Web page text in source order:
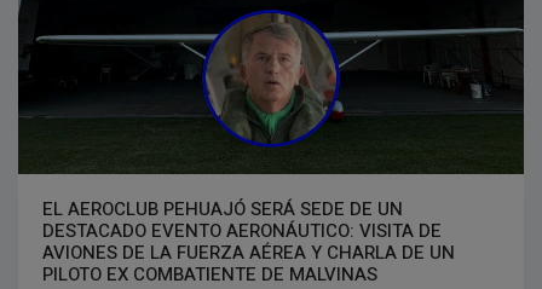
EL AEROCLUB PEHUAJÓ SERÁ SEDE DE UN
DESTACADO EVENTO AERONÁUTICO: VISITA DE
AVIONES DE LA FUERZA AÉREA Y CHARLA DE UN
PILOTO EX COMBATIENTE DE MALVINAS